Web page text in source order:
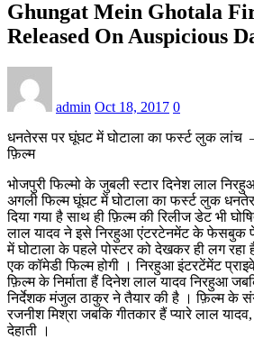
Ghungat Mein Ghotala
Released On Auspicious
admin Oct 18, 2017 0
धनतेरस पर घूंघट में घोटाला का फर्स्ट लुक लांच –
फ़िल्म
भोजपुरी फिल्मो के जुबली स्टार दिनेश लाल निरहुआ
अगली फिल्म घूंघट में घोटाला का फर्स्ट लुक
दिया गया है साथ ही फ़िल्म की रिलीज डेट भी
लाल यादव ने इसे निरहुआ एंटरटेनमेंट के फेसबुक
में घोटाला के पहले पोस्टर को देखकर ही लग रहा
एक कॉमेडी फिल्म होगी । निरहुआ इंटरटेंमेंट
फ़िल्म के निर्माता हैं दिनेश लाल यादव निरहुआ
निर्देशक मंजुल ठाकुर ने तैयार की है । फ़िल्म के
रजनीश मिश्रा जबकि गीतकार हैं प्यारे लाल
देहाती ।